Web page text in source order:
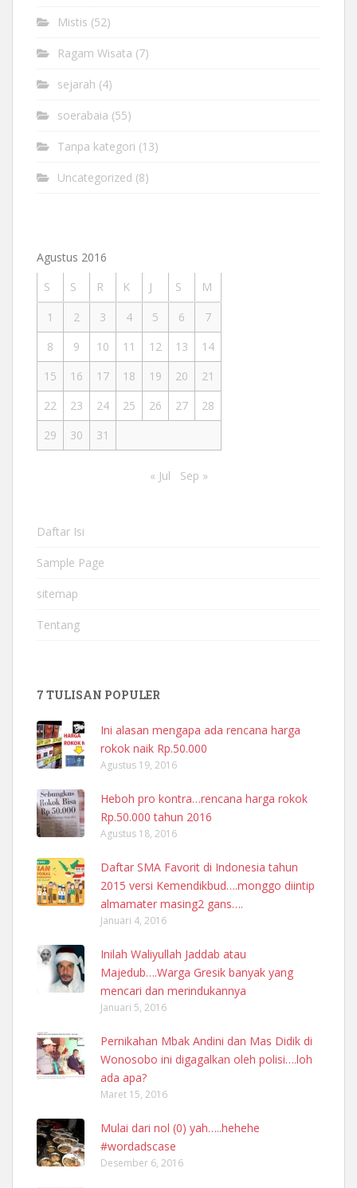
Mistis (52)
Ragam Wisata (7)
sejarah (4)
soerabaia (55)
Tanpa kategori (13)
Uncategorized (8)
Agustus 2016
S
S R K J S
M
1
2 3 4 5 6
7
8
9 10 11 12 13
14
15
16 17 18 19 20
21
22
23 24 25 26 27
28
29
30 31
« Jul Sep »
Daftar Isi
Sample Page
sitemap
Tentang
7 TULISAN POPULER
Ini alasan mengapa ada rencana harga
rokok naik Rp.50.000
Agustus 19, 2016
Heboh pro kontra…rencana harga rokok
Rp.50.000 tahun 2016
Agustus 18, 2016
Daftar SMA Favorit di Indonesia tahun
2015 versi Kemendikbud….monggo diintip
almamater masing2 gans….
Januari 4, 2016
Inilah Waliyullah Jaddab atau
Majedub….Warga Gresik banyak yang
mencari dan merindukannya
Januari 5, 2016
Pernikahan Mbak Andini dan Mas Didik di
Wonosobo ini digagalkan oleh polisi….loh
ada apa?
Maret 15, 2016
Mulai dari nol (0) yah…..hehehe
#wordadscase
Desember 6, 2016